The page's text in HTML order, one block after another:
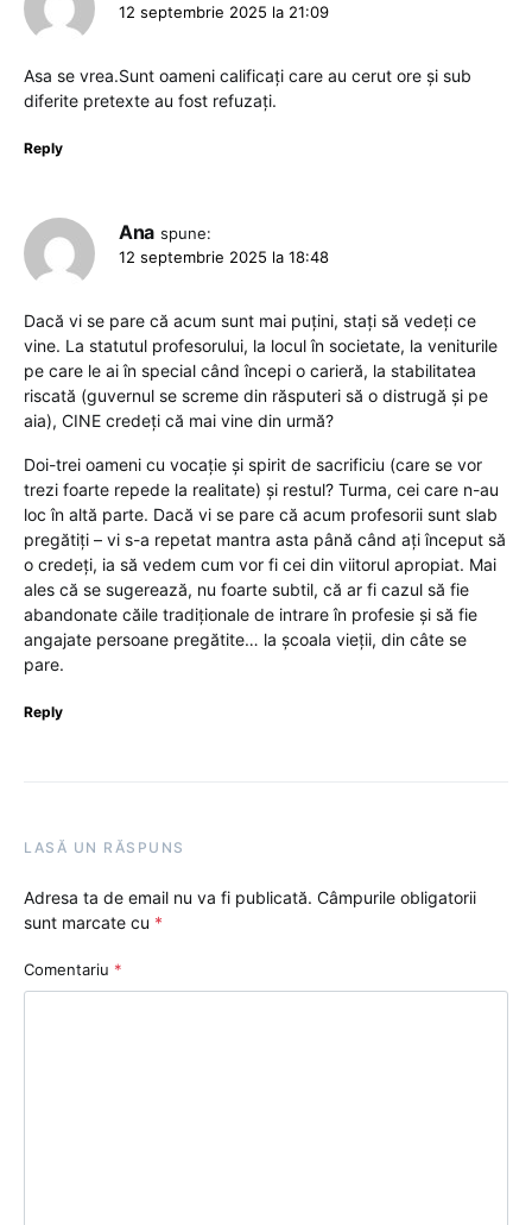
12 septembrie 2025 la 21:09
Asa se vrea.Sunt oameni calificați care au cerut ore și sub
diferite pretexte au fost refuzați.
Reply
Ana spune:
12 septembrie 2025 la 18:48
Dacă vi se pare că acum sunt mai puțini, stați să vedeți ce
vine. La statutul profesorului, la locul în societate, la veniturile
pe care le ai în special când începi o carieră, la stabilitatea
riscată (guvernul se screme din răsputeri să o distrugă și pe
aia), CINE credeți că mai vine din urmă?
Doi-trei oameni cu vocație și spirit de sacrificiu (care se vor
trezi foarte repede la realitate) și restul? Turma, cei care n-au
loc în altă parte. Dacă vi se pare că acum profesorii sunt slab
pregătiți – vi s-a repetat mantra asta până când ați început să
o credeți, ia să vedem cum vor fi cei din viitorul apropiat. Mai
ales că se sugerează, nu foarte subtil, că ar fi cazul să fie
abandonate căile tradiționale de intrare în profesie și să fie
angajate persoane pregătite… la școala vieții, din câte se
pare.
Reply
LASĂ UN RĂSPUNS
Adresa ta de email nu va fi publicată. Câmpurile obligatorii
sunt marcate cu *
Comentariu *